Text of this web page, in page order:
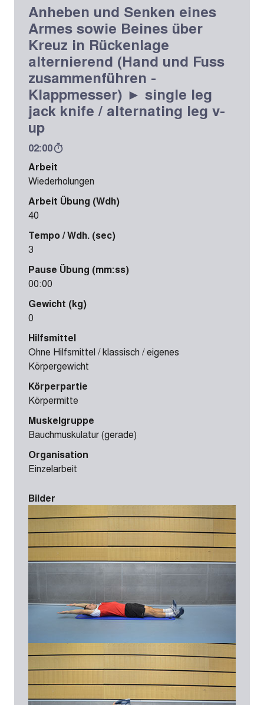
Anheben und Senken eines
Armes sowie Beines über
Kreuz in Rückenlage
alternierend (Hand und Fuss
zusammenführen -
Klappmesser) ► single leg
jack knife / alternating leg v-
up
02:00
Arbeit
Wiederholungen
Arbeit Übung (Wdh)
40
Tempo / Wdh. (sec)
3
Pause Übung (mm:ss)
00:00
Gewicht (kg)
0
Hilfsmittel
Ohne Hilfsmittel / klassisch / eigenes
Körpergewicht
Körperpartie
Körpermitte
Muskelgruppe
Bauchmuskulatur (gerade)
Organisation
Einzelarbeit
Bilder